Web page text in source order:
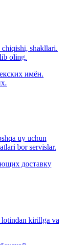
chiqishi, shakllari.
oling.
имён.
uy uchun
bor servislar.
доставку
kirillga va